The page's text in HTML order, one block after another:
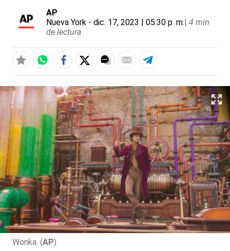
AP
Nueva York - dic. 17, 2023 | 05:30 p. m.| 4 min
de lectura
Wonka. (AP)